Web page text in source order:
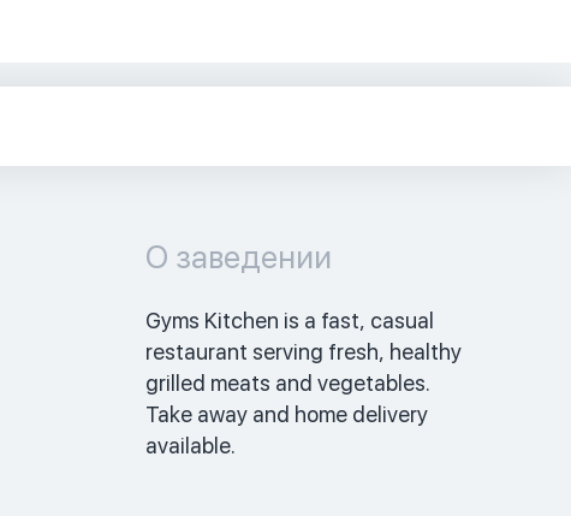
О заведении
Gyms Kitchen is a fast, casual
restaurant serving fresh, healthy
grilled meats and vegetables.
Take away and home delivery
available.